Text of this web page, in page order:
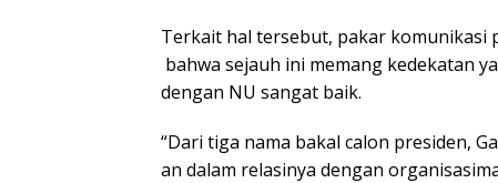
Terkait hal tersebut, pakar komunikasi
bahwa sejauh ini memang kedekatan
dengan NU sangat baik.
“Dari tiga nama bakal calon presiden,
an dalam relasinya dengan